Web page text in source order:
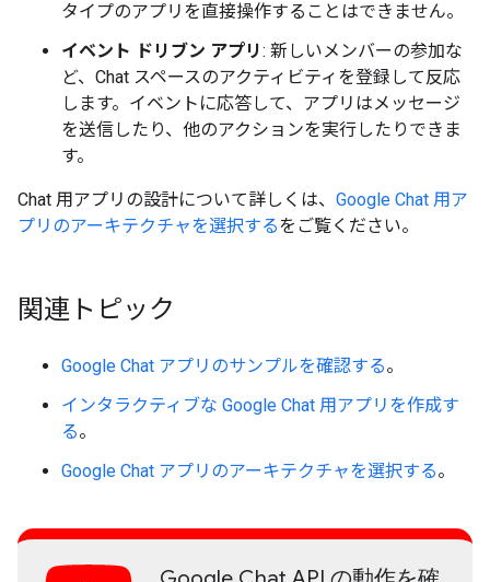
タイプのアプリを直接操作することはできません。
イベント ドリブン アプリ: 新しいメンバーの参加な
ど、Chat スペースのアクティビティを登録して反応
します。イベントに応答して、アプリはメッセージ
を送信したり、他のアクションを実行したりできま
す。
Chat 用アプリの設計について詳しくは、 Google Chat 用ア
プリのアーキテクチャを選択するをご覧ください。
関連トピック
Google Chat アプリのサンプルを確認する。
インタラクティブな Google Chat 用アプリを作成す
る。
Google Chat アプリのアーキテクチャを選択する。